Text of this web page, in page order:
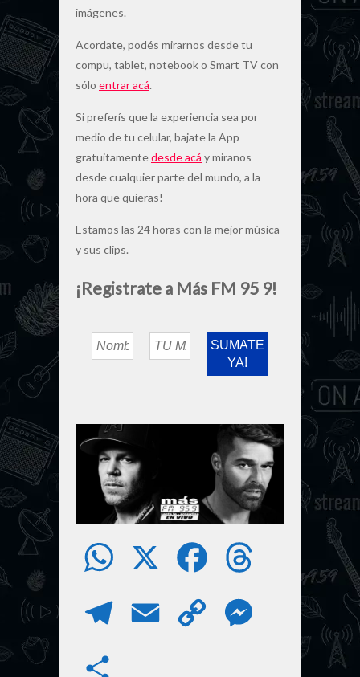
imágenes.
Acordate, podés mirarnos desde tu
compu, tablet, notebook o Smart TV con
sólo entrar acá.
Si preferís que la experiencia sea por
medio de tu celular, bajate la App
gratuitamentedesde acá y miranos
desde cualquier parte del mundo, a la
hora que quieras!
Estamos las 24 horas con la mejor música
y sus clips.
¡Registrate a Más FM 95 9!